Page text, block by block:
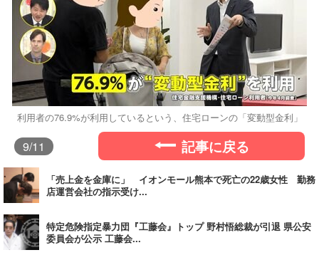
利用者の76.9%が利用しているという、住宅ローンの「変動型金利」
9/11 記事に戻る
「売上金を金庫に」 イオンモール熊本で死亡の22歳女性 勤務
店運営会社の指示受け...
特定危険指定暴力団『工藤会』トップ 野村悟総裁が引退 県公安
委員会が公示 工藤会...